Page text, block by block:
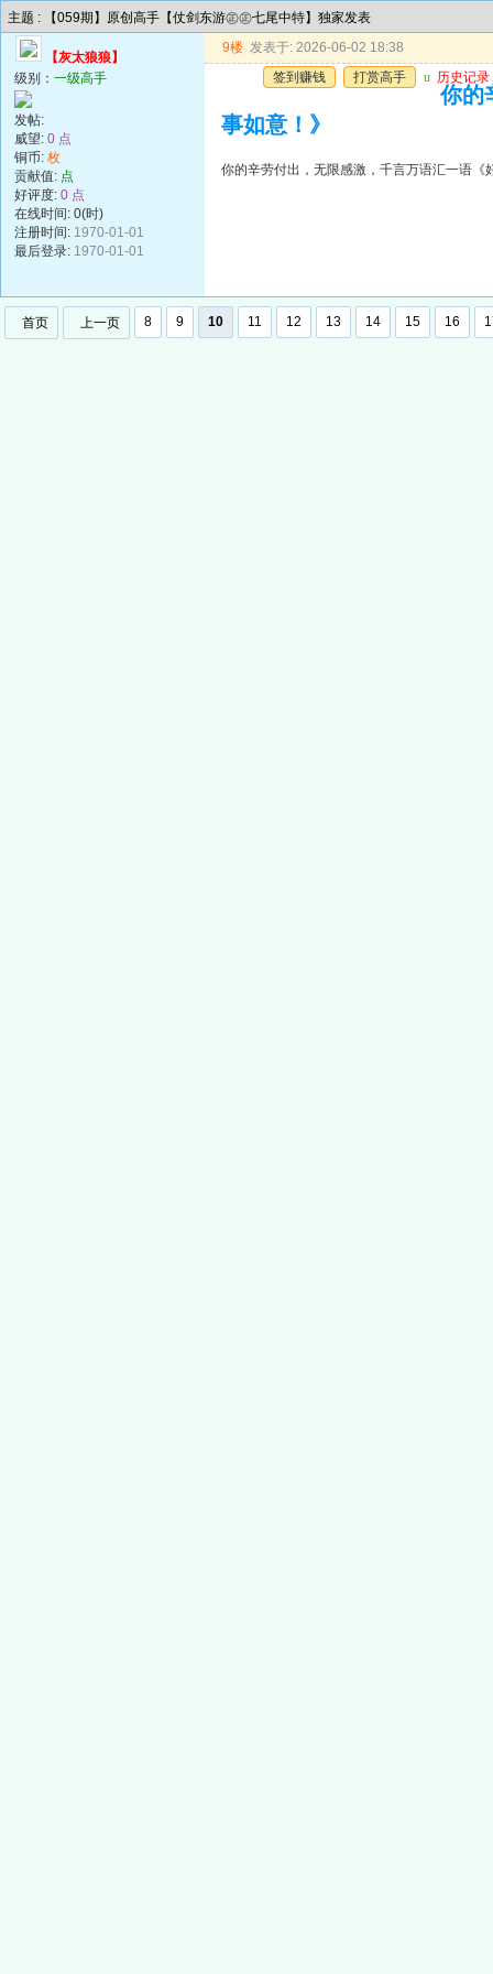
主题 : 【059期】原创高手【仗剑东游㊣㊣七尾中特】独家发表
【灰太狼狼】
级别： 一级高手
发帖:
威望: 0 点
铜币: 枚
贡献值: 点
好评度: 0 点
在线时间: 0(时)
注册时间: 1970-01-01
最后登录: 1970-01-01
9楼 发表于: 2026-06-02 18:38
签到赚钱
打赏高手 u 历史记录
你的
事如意！》
你的辛劳付出，无限感激，千言万语汇一语《
首页 上一页 8 9 10 11 12 13 14 15 16